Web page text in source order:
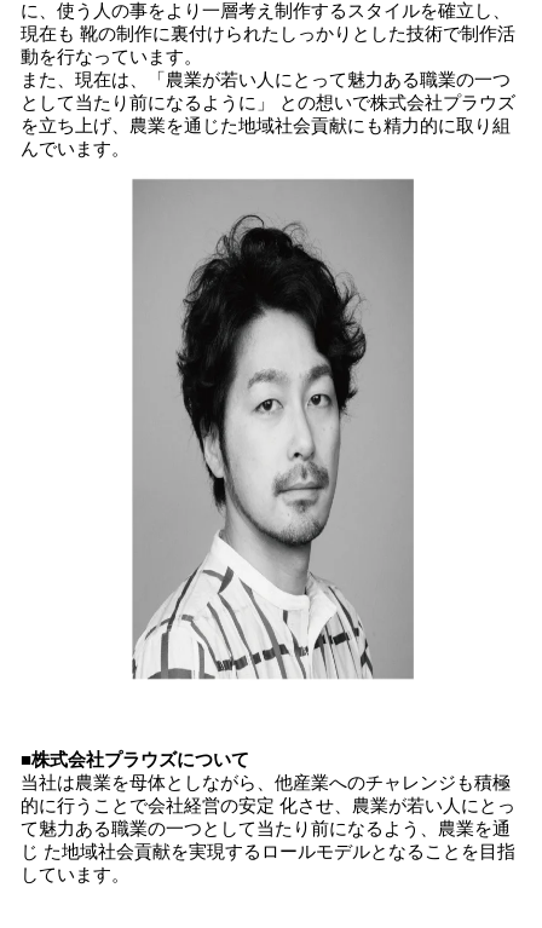
に、使う人の事をより一層考え制作するスタイルを確立し、
現在も 靴の制作に裏付けられたしっかりとした技術で制作活
動を行なっています。
また、現在は、「農業が若い人にとって魅力ある職業の一つ
として当たり前になるように」 との想いで株式会社プラウズ
を立ち上げ、農業を通じた地域社会貢献にも精力的に取り組
んでいます。
■株式会社プラウズについて
当社は農業を母体としながら、他産業へのチャレンジも積極
的に行うことで会社経営の安定 化させ、農業が若い人にとっ
て魅力ある職業の一つとして当たり前になるよう、農業を通
じ た地域社会貢献を実現するロールモデルとなることを目指
しています。